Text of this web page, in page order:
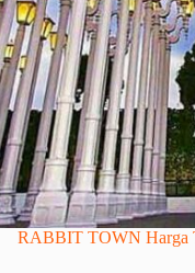
RABBIT TOWN Harga